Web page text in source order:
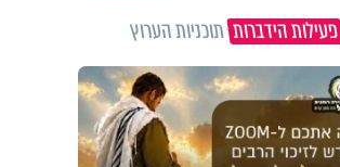
פעילות הידברותתוכניות הערוץ